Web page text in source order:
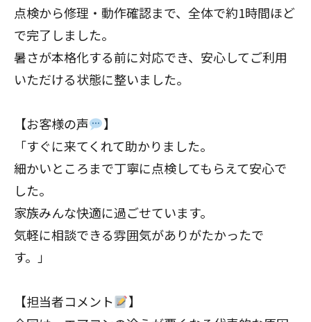
点検から修理・動作確認まで、全体で約1時間ほど
で完了しました。
暑さが本格化する前に対応でき、安心してご利用
いただける状態に整いました。
【お客様の声
】
「すぐに来てくれて助かりました。
細かいところまで丁寧に点検してもらえて安心で
した。
家族みんな快適に過ごせています。
気軽に相談できる雰囲気がありがたかったで
す。」
【担当者コメント
】